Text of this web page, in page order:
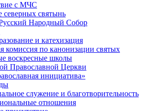
с МЧС
северных святынь
Народный Собор
и катехизация
комиссия по канонизации святых
воскресные школы
Православной Церкви
инициатива»
служение и благотворительность
отношения